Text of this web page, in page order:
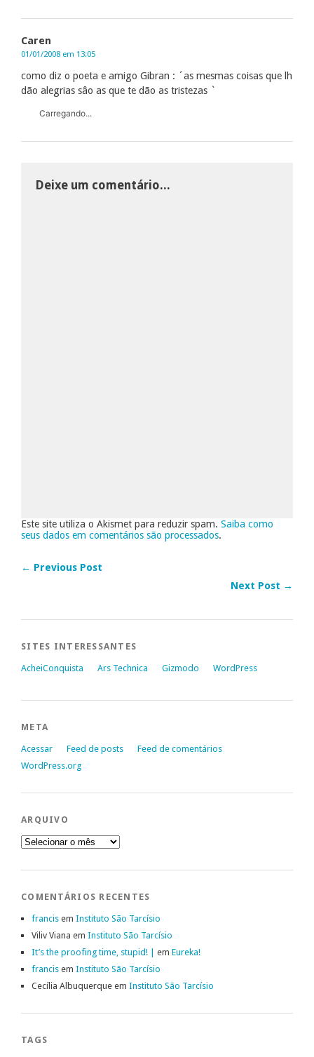
Caren
01/01/2008 em 13:05
como diz o poeta e amigo Gibran : ´as mesmas coisas que lh
dão alegrias sâo as que te dão as tristezas `
Carregando...
Deixe um comentário...
Este site utiliza o Akismet para reduzir spam. Saiba como
seus dados em comentários são processados.
← Previous Post
Next Post →
SITES INTERESSANTES
AcheiConquista Ars Technica Gizmodo WordPress
META
Acessar Feed de posts
Feed de comentários
WordPress.org
ARQUIVO
Arquivo
COMENTÁRIOS RECENTES
francis em Instituto São Tarcísio
Viliv Viana em Instituto São Tarcísio
It’s the proofing time, stupid! | em Eureka!
francis em Instituto São Tarcísio
Cecília Albuquerque em Instituto São Tarcísio
TAGS